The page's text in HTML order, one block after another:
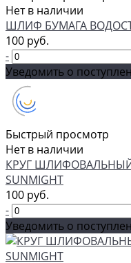
Нет в наличии
ШЛИФ БУМАГА
100 руб.
-
Уведомить о
Быстрый просмотр
Нет в наличии
КРУГ ШЛИФОВАЛЬНЫЙ
SUNMIGHT
100 руб.
-
Уведомить о